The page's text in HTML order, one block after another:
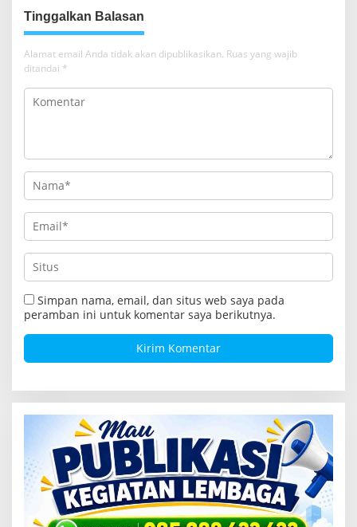
a
s
i
p
o
Tinggalkan Balasan
Alamat email Anda tidak akan dipublikasikan. Ruas yang wajib
ditandai *
Simpan nama, email, dan situs web saya pada
peramban ini untuk komentar saya berikutnya.